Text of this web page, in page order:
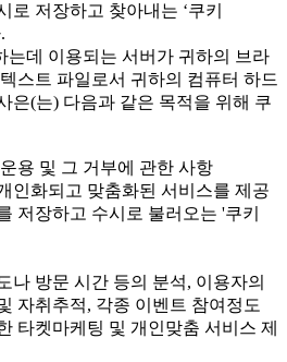
로 저장하고 찾아내는 ‘쿠키
는데 이용되는 서버가 귀하의 브라
스트 파일로서 귀하의 컴퓨터 하드
은(는) 다음과 같은 목적을 위해 쿠
용 및 그 거부에 관한 사항
인화되고 맞춤화된 서비스를 제공
저장하고 수시로 불러오는 '쿠키
나 방문 시간 등의 분석, 이용자의
자취추적, 각종 이벤트 참여정도
타켓마케팅 및 개인맞춤 서비스 제